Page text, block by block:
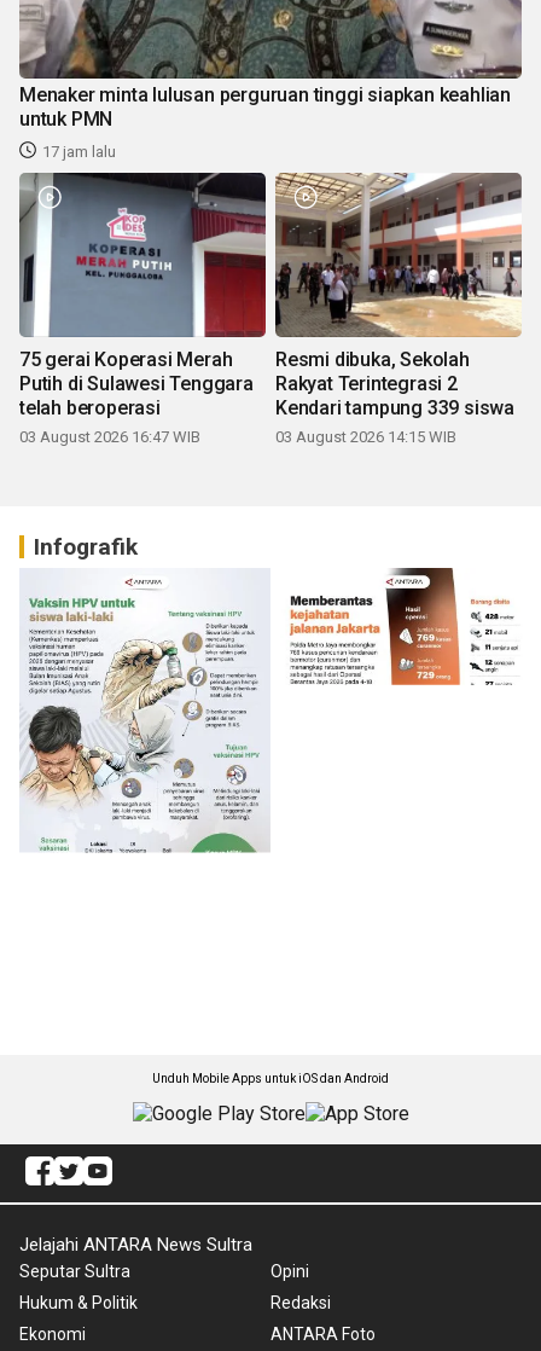
Menaker minta lulusan perguruan tinggi siapkan keahlian
untuk PMN
17 jam lalu
75 gerai Koperasi Merah
Putih di Sulawesi Tenggara
telah beroperasi
03 August 2026 16:47 WIB
Resmi dibuka, Sekolah
Rakyat Terintegrasi 2
Kendari tampung 339 siswa
03 August 2026 14:15 WIB
Infografik
Unduh Mobile Apps untuk iOS dan Android
Jelajahi ANTARA News Sultra
Seputar Sultra
Hukum & Politik
Ekonomi
Opini
Redaksi
ANTARA Foto